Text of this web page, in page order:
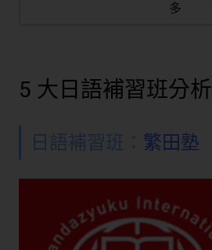
多
5 大日語補習班分析
日語補習班： 繁田塾